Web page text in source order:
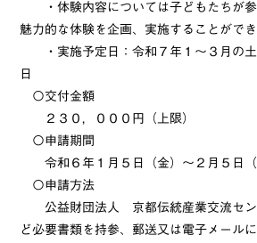
・体験内容については子どもたちが参
魅力的な体験を企画、実施することができ
・実施予定日：令和７年１～３月の土
日
〇交付金額
２３０，０００円（上限）
〇申請期間
令和６年１月５日（金）～２月５日（
〇申請方法
公益財団法人 京都伝統産業交流セン
ど必要書類を持参、郵送又は電子メールに